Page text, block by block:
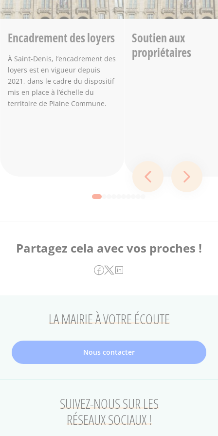
Encadrement des loyers
À Saint-Denis, l’encadrement des
loyers est en vigueur depuis
2021, dans le cadre du dispositif
mis en place à l’échelle du
territoire de Plaine Commune.
Soutien aux
propriétaires
Diapositive
Aller à la slide 1
Partagez cela avec vos proches !
LA MAIRIE À VOTRE ÉCOUTE
Nous contacter
SUIVEZ-NOUS SUR LES
RÉSEAUX SOCIAUX !